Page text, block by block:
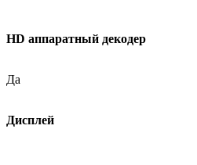
HD аппаратный декодер
Да
Дисплей